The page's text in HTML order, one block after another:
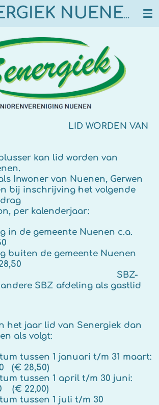
SENERGIEK NUENEN
VAN
kan lid worden van
van Nuenen, Gerwen
bij inschrijving het volgende
per kalenderjaar:
de gemeente Nuenen c.a.
de gemeente Nuenen
SBZ afdeling als gastlid
het jaar lid van Senergiek dan
als volgt:
tussen 1 januari t/m 31 maart:
28,50)
tussen 1 april t/m 30 juni:
22,00)
tussen 1 juli t/m 30